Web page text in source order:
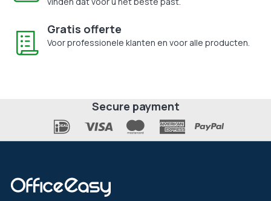
Gratis offerte
Voor professionele klanten en voor alle producten.
Secure payment